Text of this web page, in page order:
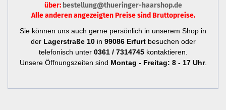
über: bestellung@thueringer-haarshop.de
Alle anderen angezeigten Preise sind Bruttopreise.
Sie können uns auch gerne persönlich in unserem Shop in
der Lagerstraße 10in 99086 Erfurtbesuchen oder
telefonisch unter 0361 / 7314745kontaktieren.
Unsere Öffnungszeiten sind Montag - Freitag: 8 - 17 Uhr.